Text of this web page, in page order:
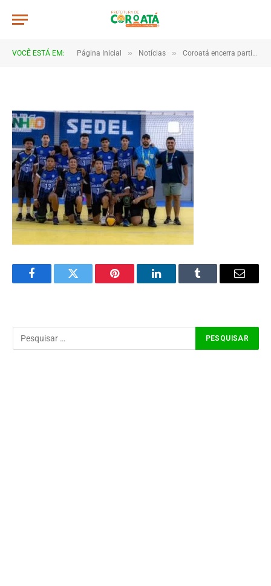
VOCÊ ESTÁ EM: Página Inicial » Notícias » Coroatá encerra participação nos JEM’s Etapa Estadual com diversas medalhas
edit
FacebookTwitter Pinterest LinkedInTumblr Email